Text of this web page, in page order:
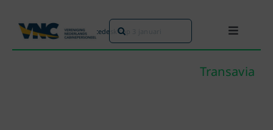
naar
inhoud
Toggle
Zoeken
naar:
Home» Transavia servicedesk top 3 januari
Transavia